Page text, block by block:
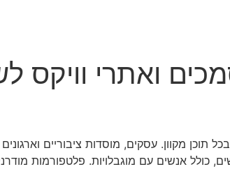
ואתרי וויקס
תוכן מקוון. עסקים, מוסדות ציבוריים
כולל אנשים עם מוגבלויות. פלטפורמות